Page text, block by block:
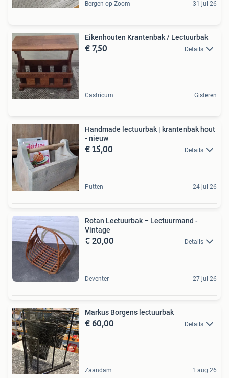
Bergen op Zoom 31 jul 26
Eikenhouten Krantenbak / Lectuurbak
€ 7,50 Details
Castricum Gisteren
Handmade lectuurbak | krantenbak hout
- nieuw
€ 15,00 Details
Putten 24 jul 26
Rotan Lectuurbak – Lectuurmand -
Vintage
€ 20,00 Details
Deventer 27 jul 26
Markus Borgens lectuurbak
€ 60,00 Details
Zaandam 1 aug 26